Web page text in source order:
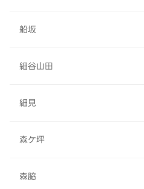
船坂
細谷山田
細見
森ケ坪
森脇